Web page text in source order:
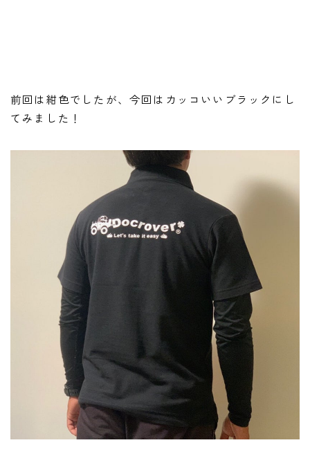
前回は紺色でしたが、今回はカッコいいブラックにし
てみました！